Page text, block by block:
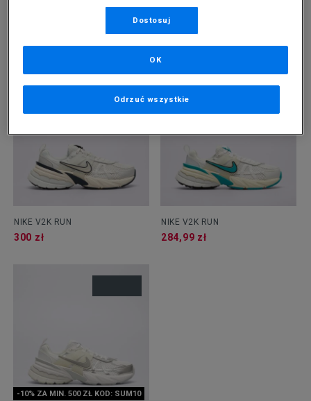
-10% ZA MIN. 500 ZŁ KOD: SUM10
NIKE V2K RUN
300 zł
NIKE V2K RUN
284,99 zł
-10% ZA MIN. 500 ZŁ KOD: SUM10
Dostosuj
Odrzuć wszystkie
OK